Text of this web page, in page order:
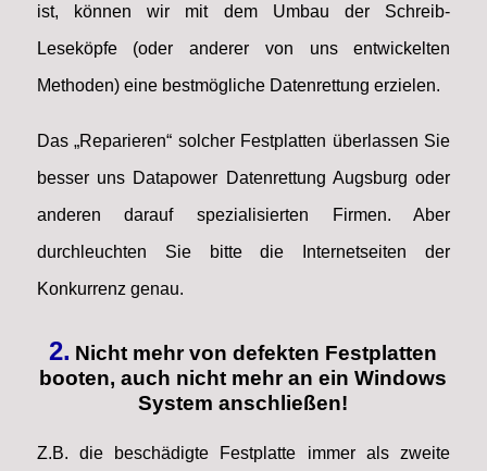
ist, können wir mit dem Umbau der Schreib-
Leseköpfe (oder anderer von uns entwickelten
Methoden) eine bestmögliche Datenrettung erzielen.
Das „Reparieren“ solcher Festplatten überlassen Sie
besser uns Datapower Datenrettung Augsburg oder
anderen darauf spezialisierten Firmen. Aber
durchleuchten Sie bitte die Internetseiten der
Konkurrenz genau.
2. Nicht mehr von defekten Festplatten
booten, auch nicht mehr an ein Windows
System anschließen!
Z.B. die beschädigte Festplatte immer als zweite